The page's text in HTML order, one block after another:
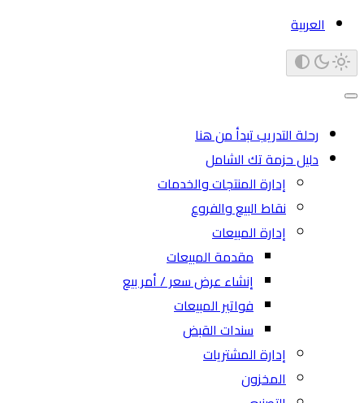
العربية
رحلة التدريب تبدأ من هنا
دليل حزمة تك الشامل
إدارة المنتجات والخدمات
نقاط البيع والفروع
إدارة المبيعات
مقدمة المبيعات
إنشاء عرض سعر / أمر بيع
فواتير المبيعات
سندات القبض
إدارة المشتريات
المخزون